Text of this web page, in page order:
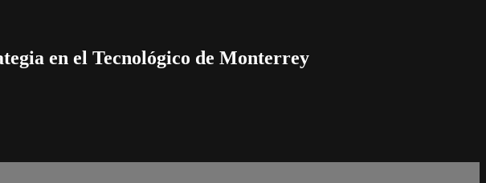
en el Tecnológico de Monterrey